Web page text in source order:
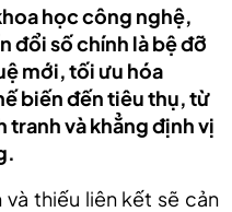
học công nghệ,
đổi số chính là bệ đỡ
mới, tối ưu hóa
biến đến tiêu thụ, từ
tranh và khẳng định vị
và thiếu liên kết sẽ cản